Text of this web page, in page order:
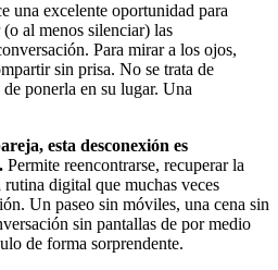
una excelente oportunidad para
al menos silenciar) las
Para mirar a los ojos,
sin prisa. No se trata de
ponerla en su lugar. Una
esta desconexión es
Permite reencontrarse, recuperar la
digital que muchas veces
Un paseo sin móviles, una cena sin
sin pantallas de por medio
de forma sorprendente.